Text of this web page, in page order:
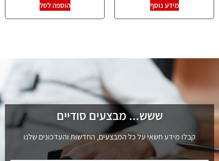
מידע נוסף הוספה לסל
ששש... מבצעים סודיים
קבלו מידע חשאי על כל המבצעים, החדשות והעדכונים שלנו